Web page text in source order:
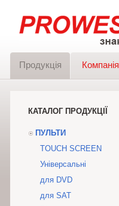
Продукція Компанія
КАТАЛОГ ПРОДУКЦІЇ
ПУЛЬТИ
TOUCH SCREEN
Універсальні
для DVD
для SAT